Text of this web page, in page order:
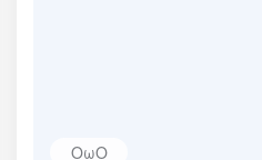
OωO